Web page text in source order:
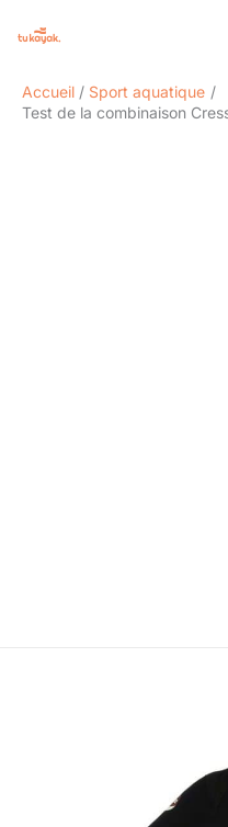
Accueil
Sport aquatique
Test de la combinaison